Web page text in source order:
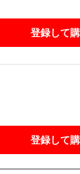
登録して
登録して